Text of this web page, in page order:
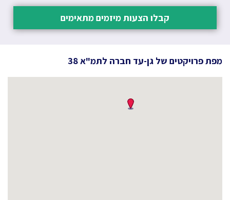
קבלו הצעות מיזמים מתאימים
מפת פרויקטים של גן-עד חברה לתמ"א 38